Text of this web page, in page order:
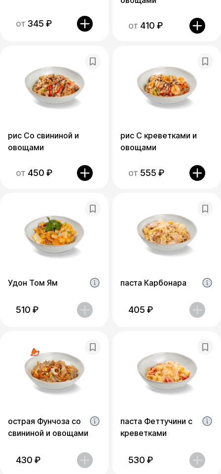
от 345 ₽ от 410 ₽
рис Со свининой и
овощами
от 450 ₽
рис С креветками и
овощами
от 555 ₽
Удон Том Ям
510 ₽
паста Карбонара
405 ₽
острая Фунчоза со
свининой и овощами
430 ₽
паста Феттучини с
креветками
530 ₽